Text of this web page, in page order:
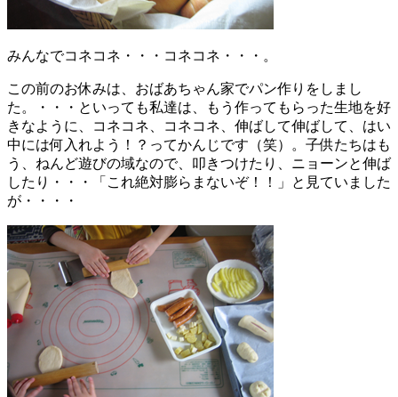
みんなでコネコネ・・・コネコネ・・・。
この前のお休みは、おばあちゃん家でパン作りをしまし
た。・・・といっても私達は、もう作ってもらった生地を好
きなように、コネコネ、コネコネ、伸ばして伸ばして、はい
中には何入れよう！？ってかんじです（笑）。子供たちはも
う、ねんど遊びの域なので、叩きつけたり、ニョーンと伸ば
したり・・・「これ絶対膨らまないぞ！！」と見ていました
が・・・・